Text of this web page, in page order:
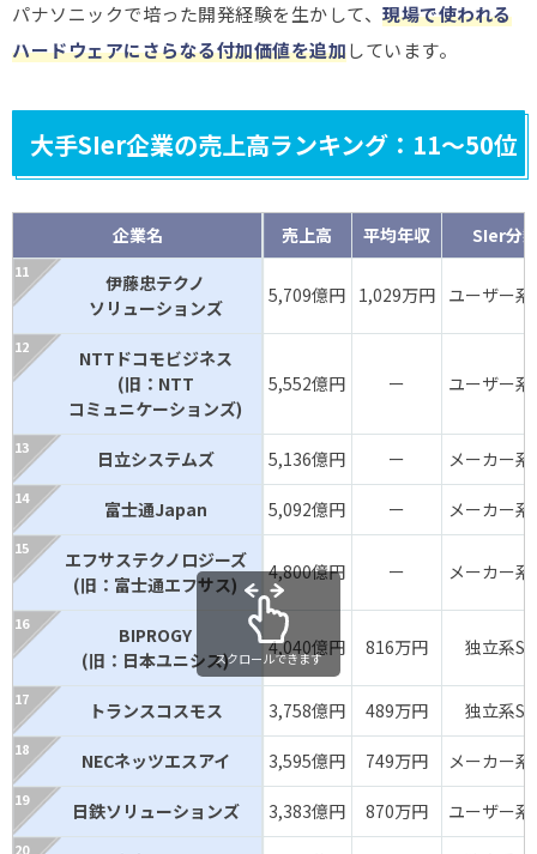
パナソニックで培った開発経験を生かして、 現場で使われる
ハードウェアにさらなる付加価値を追加しています。
大手SIer企業の売上高ランキング：11～50位
企業名 売上高 平均年収
SIer分
伊藤忠テクノ
ソリューションズ
5,709億円 1,029万円 ユーザー
NTTドコモビジネス
(旧：NTT
コミュニケーションズ)
5,552億円 ー ユーザー
日立システムズ 5,136億円 ー メーカー
富士通Japan 5,092億円 ー メーカー
エフサステクノロジーズ
(旧：富士通エフサス)
4,800億円 ー メーカー
BIPROGY
(旧：日本ユニシス)
4,040億円 816万円 独立系
トランスコスモス 3,758億円 489万円 独立系
NECネッツエスアイ 3,595億円 749万円 メーカー
日鉄ソリューションズ 3,383億円 870万円 ユーザー
スクロールできます